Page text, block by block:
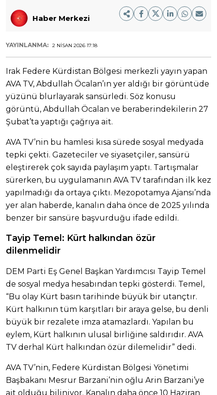
Haber Merkezi
YAYINLANMA: 2 NISAN 2026 17:18
Irak Federe Kürdistan Bölgesi merkezli yayın yapan
AVA TV, Abdullah Öcalan’ın yer aldığı bir görüntüde
yüzünü blurlayarak sansürledi. Söz konusu
görüntü, Abdullah Öcalan ve beraberindekilerin 27
Şubat’ta yaptığı çağrıya ait.
AVA TV’nin bu hamlesi kısa sürede sosyal medyada
tepki çekti. Gazeteciler ve siyasetçiler, sansürü
eleştirerek çok sayıda paylaşım yaptı. Tartışmalar
sürerken, bu uygulamanın AVA TV tarafından ilk kez
yapılmadığı da ortaya çıktı. Mezopotamya Ajansı’nda
yer alan haberde, kanalın daha önce de 2025 yılında
benzer bir sansüre başvurduğu ifade edildi.
Tayip Temel: Kürt halkından özür
dilenmelidir
DEM Parti Eş Genel Başkan Yardımcısı Tayip Temel
de sosyal medya hesabından tepki gösterdi. Temel,
“Bu olay Kürt basın tarihinde büyük bir utançtır.
Kürt halkının tüm karşıtları bir araya gelse, bu denli
büyük bir rezalete imza atamazlardı. Yapılan bu
eylem, Kürt halkının ulusal birliğine saldırıdır. AVA
TV derhal Kürt halkından özür dilemelidir” dedi.
AVA TV’nin, Federe Kürdistan Bölgesi Yönetimi
Başbakanı Mesrur Barzani’nin oğlu Arin Barzani’ye
ait olduğu biliniyor. Kanalın daha önce 10 Haziran